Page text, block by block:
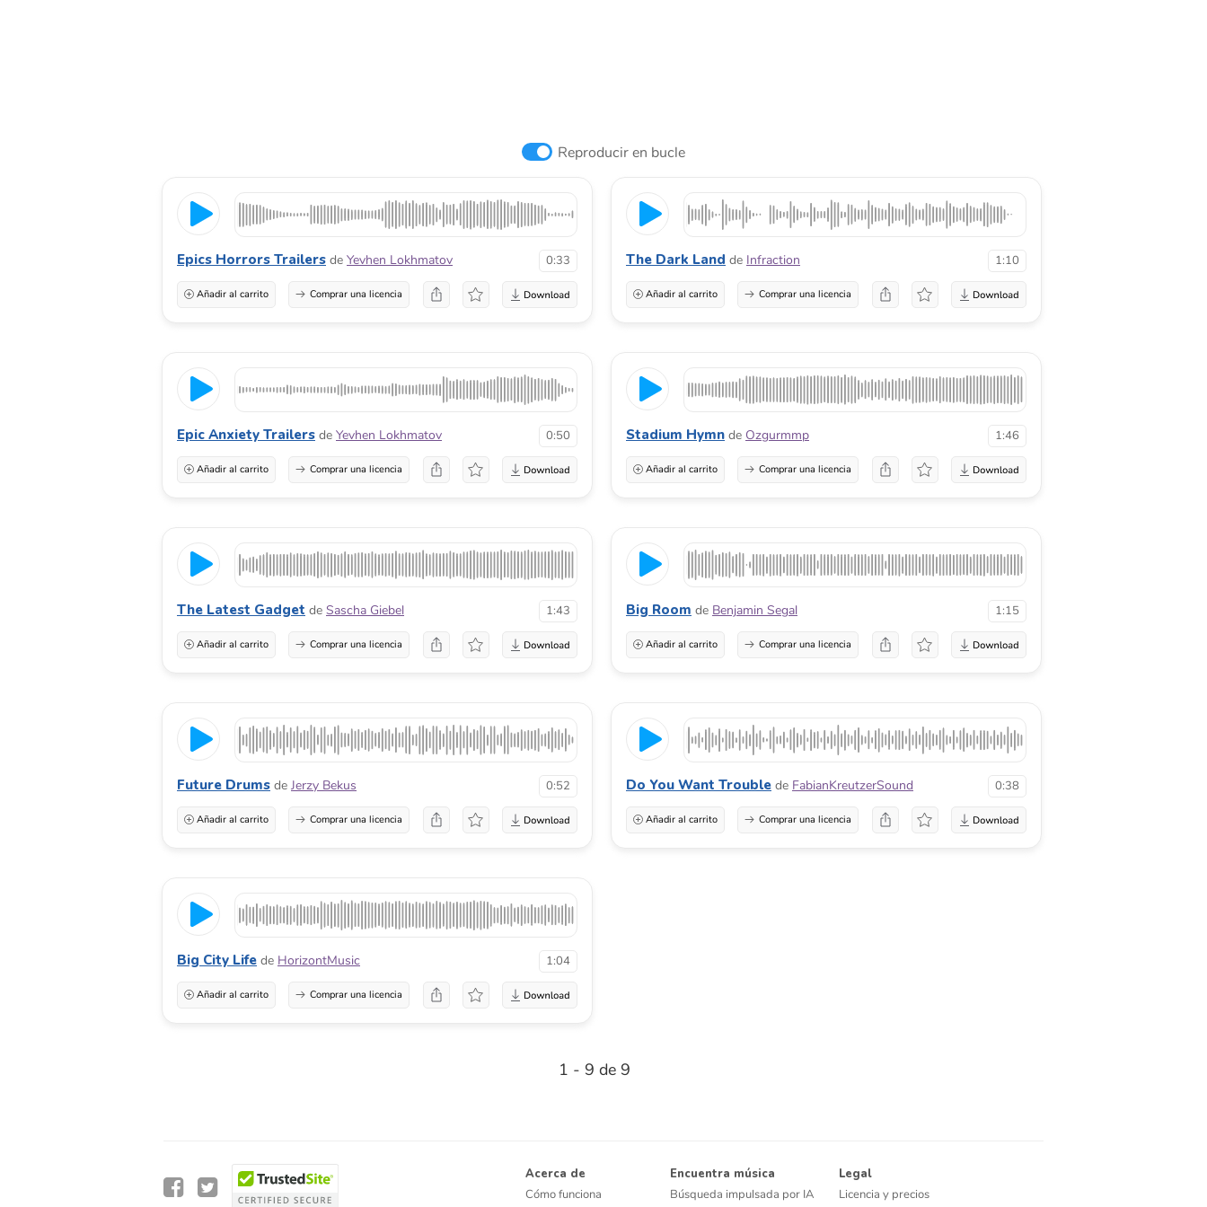
Reproducir en bucle
Epics Horrors Trailers de Yevhen Lokhmatov 0:33
Añadir al carrito Comprar una licencia
The Dark Land de Infraction 1:10
Añadir al carrito Comprar una licencia
Epic Anxiety Trailers de Yevhen Lokhmatov 0:50
Añadir al carrito Comprar una licencia
Stadium Hymn de Ozgurmmp 1:46
Añadir al carrito Comprar una licencia
The Latest Gadget de Sascha Giebel 1:43
Añadir al carrito Comprar una licencia
Big Room de Benjamin Segal 1:15
Añadir al carrito Comprar una licencia
Future Drums de Jerzy Bekus 0:52
Añadir al carrito Comprar una licencia
Do You Want Trouble de FabianKreutzerSound 0:38
Añadir al carrito Comprar una licencia
Big City Life de HorizontMusic 1:04
Añadir al carrito Comprar una licencia
1 - 9 de 9
Acerca de
Cómo funciona
Encuentra música
Búsqueda impulsada por IA
Legal
Licencia y precios